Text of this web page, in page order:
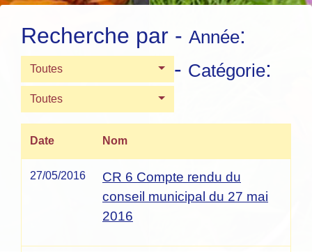
Recherche par - Année:
Toutes - Catégorie:
Toutes
Date Nom
27/05/2016
CR 6 Compte rendu du
conseil municipal du 27 mai
2016